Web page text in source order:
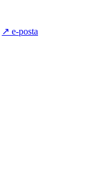
↗ e-posta